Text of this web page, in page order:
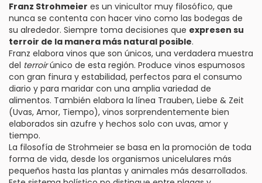
Franz Strohmeier es un vinicultor muy filosófico, que
nunca se contenta con hacer vino como las bodegas de
su alrededor. Siempre toma decisiones que expresen su
terroir de la manera más natural posible.
Franz elabora vinos que son únicos, una verdadera muestra
del terroirúnico de esta región. Produce vinos espumosos
con gran finura y estabilidad, perfectos para el consumo
diario y para maridar con una amplia variedad de
alimentos. También elabora la línea Trauben, Liebe & Zeit
(Uvas, Amor, Tiempo), vinos sorprendentemente bien
elaborados sin azufre y hechos solo con uvas, amor y
tiempo.
La filosofía de Strohmeier se basa en la promoción de toda
forma de vida, desde los organismos unicelulares más
pequeños hasta las plantas y animales más desarrollados.